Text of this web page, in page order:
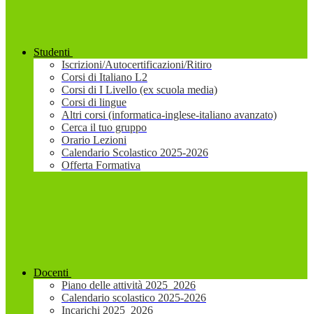
Studenti
Iscrizioni/Autocertificazioni/Ritiro
Corsi di Italiano L2
Corsi di I Livello (ex scuola media)
Corsi di lingue
Altri corsi (informatica-inglese-italiano avanzato)
Cerca il tuo gruppo
Orario Lezioni
Calendario Scolastico 2025-2026
Offerta Formativa
Docenti
Piano delle attività 2025_2026
Calendario scolastico 2025-2026
Incarichi 2025_2026